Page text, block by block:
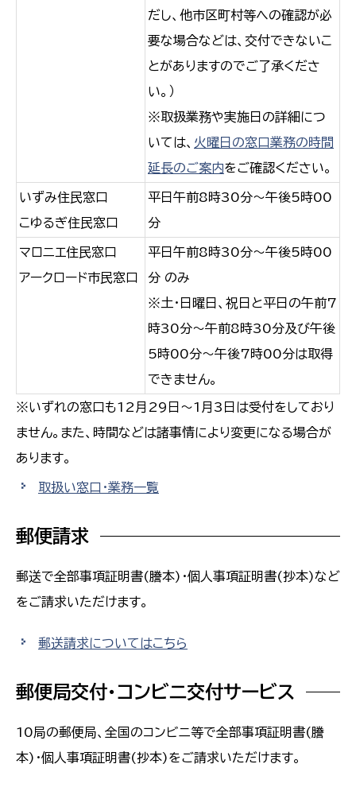
だし、他市区町村等への確認が必
要な場合などは、交付できないこ
とがありますのでご了承くださ
い。）
※取扱業務や実施日の詳細につ
いては、 火曜日の窓口業務の時間
延長のご案内をご確認ください。
いずみ住民窓口
こゆるぎ住民窓口
平日午前8時30分～午後5時00
分
マロニエ住民窓口
アークロード市民窓口
平日午前8時30分～午後5時00
分 のみ
※土・日曜日、祝日と平日の午前7
時30分～午前8時30分及び午後
5時00分～午後7時00分は取得
できません。
※いずれの窓口も12月29日～1月3日は受付をしており
ません。また、時間などは諸事情により変更になる場合が
あります。
取扱い窓口・業務一覧
郵便請求
郵送で全部事項証明書(謄本)・個人事項証明書(抄本)など
をご請求いただけます。
郵送請求についてはこちら
郵便局交付・コンビニ交付サービス
10局の郵便局、全国のコンビニ等で全部事項証明書(謄
本)・個人事項証明書(抄本)をご請求いただけます。